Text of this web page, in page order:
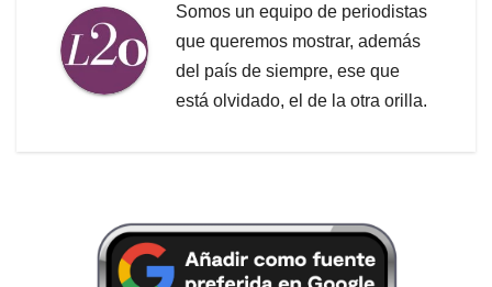
Somos un equipo de periodistas
que queremos mostrar, además
del país de siempre, ese que
está olvidado, el de la otra orilla.